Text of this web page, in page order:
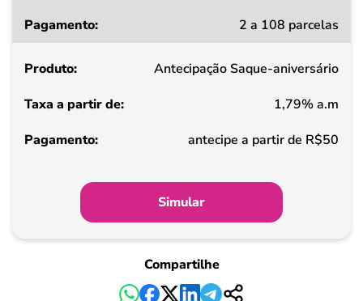
a
de
Pagamento
2 a 108 parcelas
Antecipação Saque-aniversário
1,79% a.m
antecipe a partir de R$50
Simular
Compartilhe